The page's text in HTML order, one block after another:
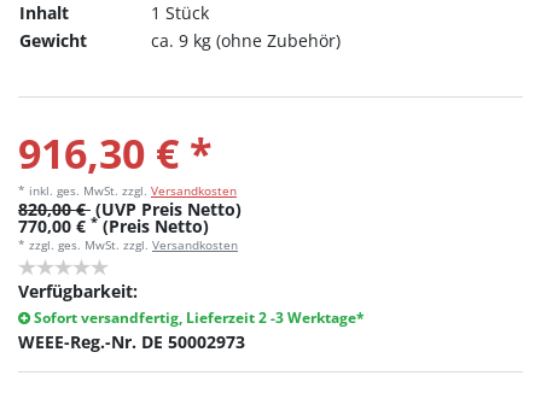
Inhalt
1 Stück
Gewicht
ca. 9 kg (ohne Zubehör)
916,30 € *
* inkl. ges. MwSt. zzgl. Versandkosten
820,00 € (UVP Preis Netto)
770,00 € * (Preis Netto)
* zzgl. ges. MwSt. zzgl. Versandkosten
Verfügbarkeit:
Sofort versandfertig, Lieferzeit 2 -3 Werktage*
WEEE-Reg.-Nr. DE 50002973